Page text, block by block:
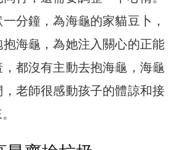
分鐘，為海龜的家貓豆卜，
海龜，為她注入關心的正能
都沒有主動去抱海龜，海龜
老師很感動孩子的體諒和接